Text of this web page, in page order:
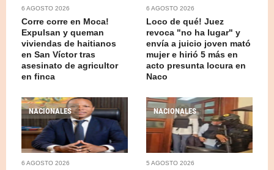
6 AGOSTO 2026
Corre corre en Moca!
Expulsan y queman
viviendas de haitianos
en San Víctor tras
asesinato de agricultor
en finca
6 AGOSTO 2026
Loco de qué! Juez
revoca "no ha lugar" y
envía a juicio joven mató
mujer e hirió 5 más en
acto presunta locura en
Naco
NACIONALES
6 AGOSTO 2026
NACIONALES
5 AGOSTO 2026